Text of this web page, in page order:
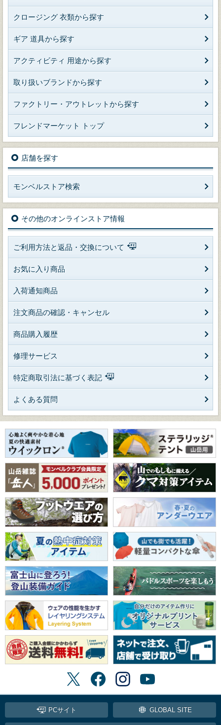
クロージング 衣類から探す
ギア 道具から探す
アクティビティ 用途から探す
取り扱いブランドから探す
ファクトリー・アウトレットから探す
フレンドマーケット トップ
店舗を探す
モンベルストア検索
その他のオンラインストア情報
ご利用方法と返品・交換について
お気に入り商品
入荷通知商品
注文商品の確認・キャンセル
商品購入履歴
修理サービス
特定商取引法に基づく表記
よくある質問
PCサイト GLOBAL SITE